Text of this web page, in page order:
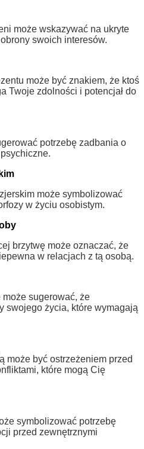
może wskazywać na ukryte
swoich interesów.
może być znakiem, że ktoś
Twoje zdolności i potencjał do
potrzebę zadbania o
może symbolizować
w życiu osobistym.
brzytwę może oznaczać, że
w relacjach z tą osobą.
może sugerować, że
swojego życia, które wymagają
może być ostrzeżeniem przed
które mogą Cię
symbolizować potrzebę
przed zewnętrznymi